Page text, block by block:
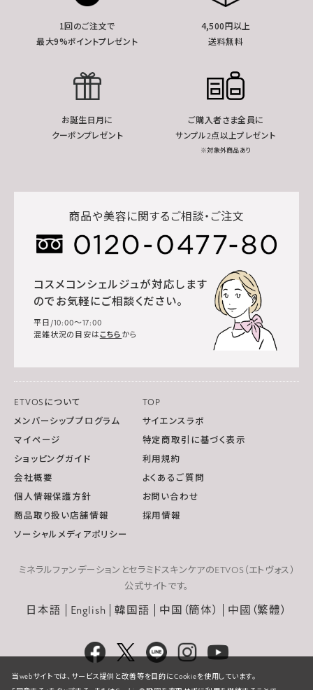
1回のご注文で
最大9%ポイントプレゼント
4,500円以上
送料無料
お誕生日月に
クーポンプレゼント
ご購入者さま全員に
サンプル2点以上プレゼント
※対象外商品あり
商品や美容に関するご相談・ご注文
コスメコンシェルジュが対応します
のでお気軽にご相談ください。
平日/10:00～17:00
混雑状況の目安はこちら から
ETVOSについて
TOP
メンバーシッププログラム
サイエンスラボ
マイページ
特定商取引に基づく表示
ショッピングガイド
利用規約
会社概要
よくあるご質問
個人情報保護方針
お問い合わせ
商品取り扱い店舗情報
採用情報
ソーシャルメディアポリシー
ミネラルファンデーションとセラミドスキンケアのETVOS（エトヴォス）
公式サイトです。
日本語 English 韓国語 中国（簡体） 中國（繁體）
当webサイトでは、サービス提供と改善等を目的にCookieを使用しています。